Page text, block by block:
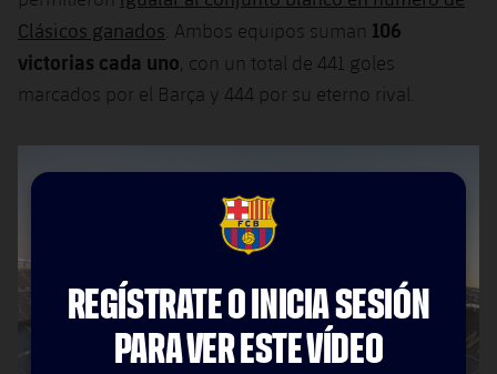
Clásicos ganados . Ambos equipos suman 106
victorias cada uno , con un total de 441 goles
marcados por el Barça y 444 por su eterno rival.
FCB Barcelona badge
REGÍSTRATE O INICIA SESIÓN
PARA VER ESTE VÍDEO